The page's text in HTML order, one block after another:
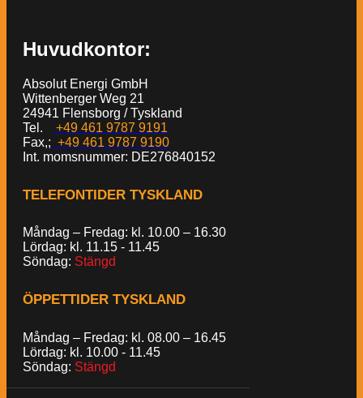
Huvudkontor:
Absolut Energi GmbH
Wittenberger Weg 21
24941 Flensborg / Tyskland
Tel.
+49 461 9787 9191
Fax,; +49 461 9787 9190
Int. momsnummer: DE276840152
TELEFONTIDER TYSKLAND
Måndag – Fredag: kl. 10.00 – 16.30
Lördag: kl. 11.15 - 11.45
Söndag: Stängd
ÖPPETTIDER TYSKLAND
Måndag – Fredag: kl. 08.00 – 16.45
Lördag: kl. 10.00 - 11.45
Söndag: Stängd